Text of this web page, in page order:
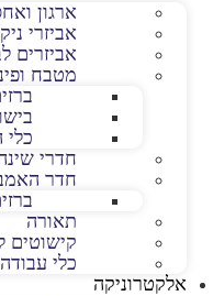
ארגון
אביזרי
אביזרים
מטבח
חדרי
חדר
תאורה
קישוטים
כלי עבודה
אלקטרוניקה